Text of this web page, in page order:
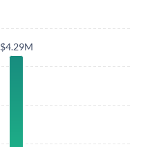
$4.29M
$4.29M